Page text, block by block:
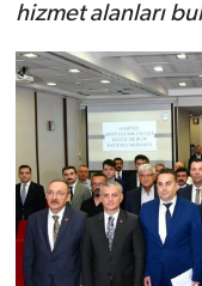
hizmet alanları